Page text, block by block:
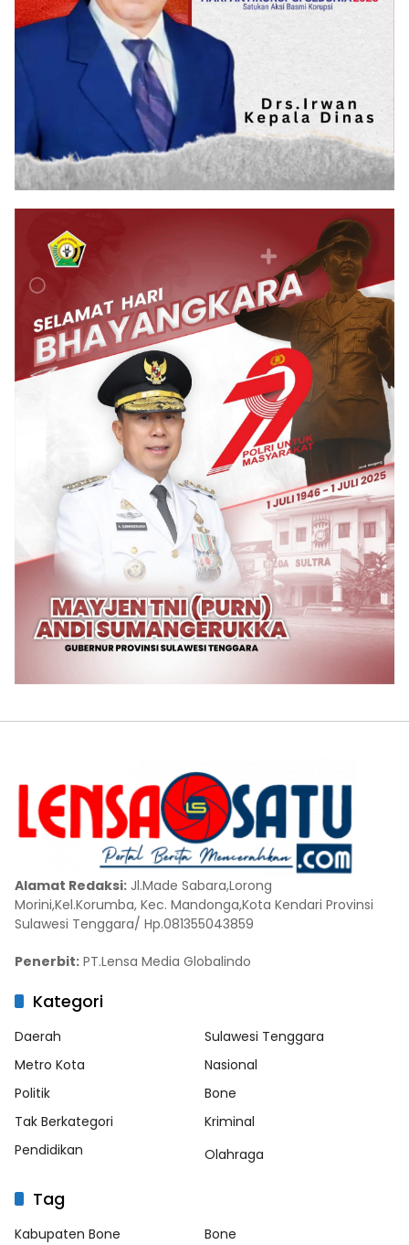
Alamat Redaksi: Jl.Made Sabara,Lorong
Morini,Kel.Korumba, Kec. Mandonga,Kota Kendari Provinsi
Sulawesi Tenggara/ Hp.081355043859
Penerbit: PT.Lensa Media Globalindo
Kategori
Daerah
Sulawesi Tenggara
Metro Kota
Nasional
Politik
Bone
Tak Berkategori
Kriminal
Pendidikan
Olahraga
Tag
Kabupaten Bone Bone